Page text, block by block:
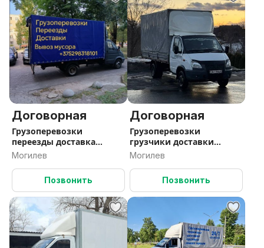
Договорная
Грузоперевозки
переезды доставка
вывоз мусора
Могилев
Позвонить
Договорная
Грузоперевозки
грузчики доставки
переезды
Могилев
Позвонить